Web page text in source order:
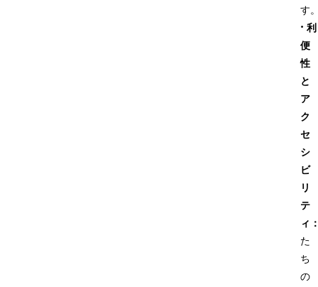
す
· 利
便
性
と
ア
ク
セ
シ
ビ
リ
テ
ィ
た
ち
の